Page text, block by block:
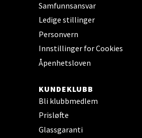
Samfunnsansvar
Ledige stillinger
Personvern
Innstillinger for Cookies
Åpenhetsloven
KUNDEKLUBB
Bli klubbmedlem
Prisløfte
Glassgaranti
17, 6600 Sunndalsøra
Senter Jessheim